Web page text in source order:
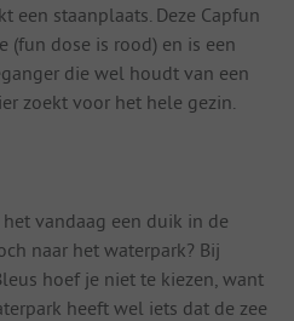
een staanplaats. Deze Capfun
(fun dose is rood) en is een
die wel houdt van een
zoekt voor het hele gezin.
vandaag een duik in de
naar het waterpark? Bij
hoef je niet te kiezen, want
heeft wel iets dat de zee